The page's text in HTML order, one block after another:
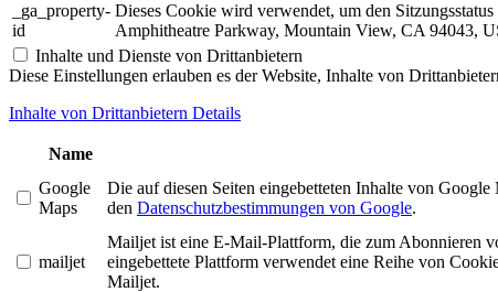
_ga_property-
id
Dieses Cookie wird verwendet, um den
Amphitheatre Parkway, Mountain View, CA 94043,
Inhalte und Dienste von Drittanbietern
Diese Einstellungen erlauben es der Website, Inhalte von
Inhalte von Drittanbietern Details
Name
Google
Maps
Die auf diesen Seiten eingebetteten Inhalte von
den Datenschutzbestimmungen von Google.
mailjet
Mailjet ist eine E-Mail-Plattform, die zum Abonnieren
eingebettete Plattform verwendet eine Reihe von
Mailjet.